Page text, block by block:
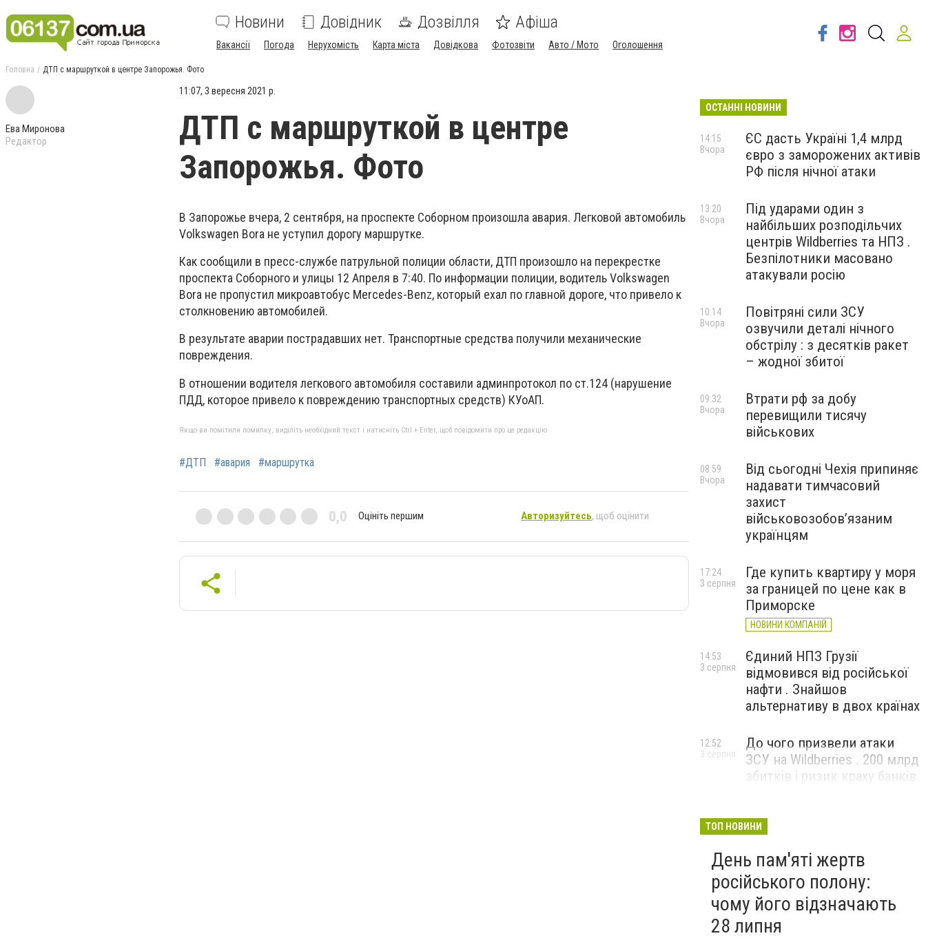
Новини Довідник Дозвілля Афіша
Вакансії Погода Нерухомість Карта міста Довідкова Фотозвіти Авто / Мото Оголошення
Головна ДТП с маршруткой в центре Запорожья. Фото
Ева Миронова
Редактор
11:07, 3 вересня 2021 р.
ДТП с маршруткой в центре
Запорожья. Фото
В Запорожье вчера, 2 сентября, на проспекте Соборном произошла авария. Легковой автомобиль
Volkswagen Bora не уступил дорогу маршрутке.
Как сообщили в пресс-службе патрульной полиции области, ДТП произошло на перекрестке
проспекта Соборного и улицы 12 Апреля в 7:40. По информации полиции, водитель Volkswagen
Bora не пропустил микроавтобус Mercedes-Benz, который ехал по главной дороге, что привело к
столкновению автомобилей.
В результате аварии пострадавших нет. Транспортные средства получили механические
повреждения.
В отношении водителя легкового автомобиля составили админпротокол по ст.124 (нарушение
ПДД, которое привело к повреждению транспортных средств) КУоАП.
Якщо ви помітили помилку, виділіть необхідний текст і натисніть Ctrl + Enter, щоб повідомити про це редакцію
#ДТП #авария #маршрутка
0,0 Оцініть першим Авторизуйтесь, щоб оцінити
ОСТАННІ НОВИНИ
ЄС дасть Україні 1,4 млрд
євро з заморожених активів
РФ після нічної атаки
14:15
Вчора
Під ударами один з
найбільших розподільчих
центрів Wildberries та НПЗ .
Безпілотники масовано
атакували росію
13:20
Вчора
Повітряні сили ЗСУ
озвучили деталі нічного
обстрілу : з десятків ракет
– жодної збитої
10:14
Вчора
Втрати рф за добу
перевищили тисячу
військових
09:32
Вчора
Від сьогодні Чехія припиняє
надавати тимчасовий
захист
військовозобов’язаним
українцям
08:59
Вчора
Где купить квартиру у моря
за границей по цене как в
Приморске
НОВИНИ КОМПАНІЙ
17:24
3 серпня
Єдиний НПЗ Грузії
відмовився від російської
нафти . Знайшов
альтернативу в двох країнах
14:53
3 серпня
До чого призвели атаки
ЗСУ на Wildberries . 200 млрд
збитків і ризик краху банків
12:52
3 серпня
ТОП НОВИНИ
День пам'яті жертв
російського полону:
чому його відзначають
28 липня